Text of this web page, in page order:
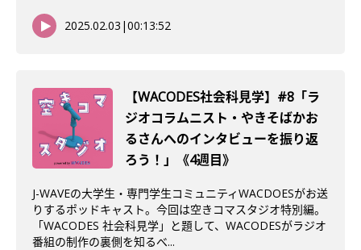
2025.02.03 |00:13:52
【WACODES社会科見学】#8「ラ
ジオコラムニスト・やきそばかお
るさんへのインタビューを振り返
ろう！」《4週目》
J-WAVEの大学生・専門学生コミュニティWACDOESがお送
りするポッドキャスト。今回は空きコマスタジオ特別編。
「WACODES 社会科見学」と題して、WACODESがラジオ
番組の制作の裏側を知るべ...